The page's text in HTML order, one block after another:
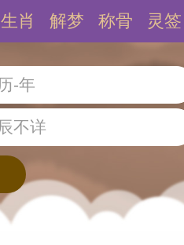
灵签
称骨
解梦
生肖